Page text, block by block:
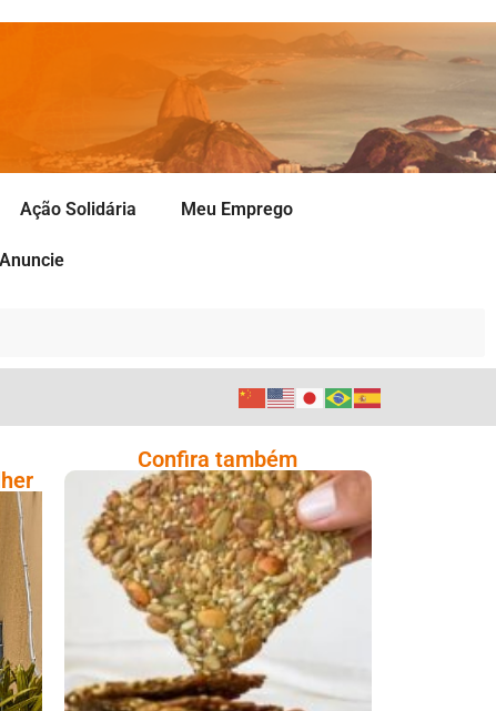
Ação Solidária Meu Emprego
Anuncie
Confira também
Comer Bem: Cracker
De Sementes